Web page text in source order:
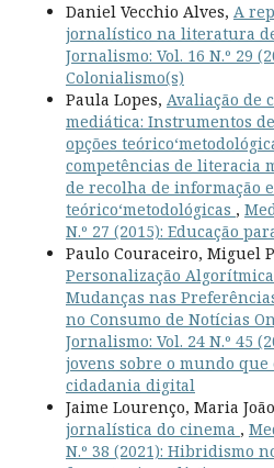
Daniel Vecchio Alves, A
jornalístico na literatura de
Jornalismo: Vol. 16 N.º 29
Colonialismo(s)
Paula Lopes, Avaliação de
mediática: Instrumentos
opções
competências de literacia
de recolha de informação
teórico‘metodológicas ,
N.º 27 (2015): Educação
Paulo Couraceiro, Miguel
Personalização
Mudanças nas
no Consumo de Notícias
Jornalismo: Vol. 24 N.º 45
jovens sobre o mundo que
cidadania digital
Jaime Lourenço, Maria
jornalística do cinema ,
N.º 38 (2021): Hibridismo